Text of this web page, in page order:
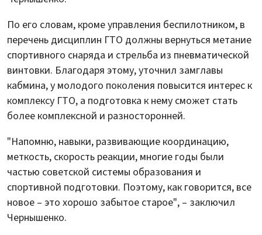
По его словам, кроме управления беспилотником, в
перечень дисциплин ГТО должны вернуться метание
спортивного снаряда и стрельба из пневматической
винтовки. Благодаря этому, уточнил замглавы
кабмина, у молодого поколения повысится интерес к
комплексу ГТО, а подготовка к нему сможет стать
более комплексной и разносторонней.
"Напомню, навыки, развивающие координацию,
меткость, скорость реакции, многие годы были
частью советской системы образования и
спортивной подготовки. Поэтому, как говорится, все
новое – это хорошо забытое старое", – заключил
Чернышенко.